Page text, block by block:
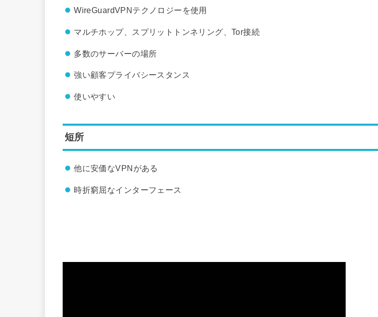
WireGuardVPNテクノロジーを使用
マルチホップ、スプリットトンネリング、Tor接続
多数のサーバーの場所
強い顧客プライバシースタンス
使いやすい
短所
他に安価なVPNがある
時折窮屈なインターフェース